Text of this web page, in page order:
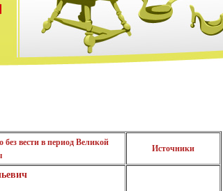
вести в период Великой
Источники